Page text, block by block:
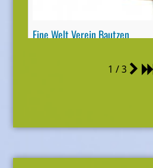
Eine Welt Verein Bautzen
Mehr informationen
1 / 3